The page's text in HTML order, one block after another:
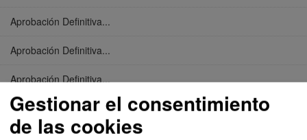
Aprobación Definitiva...
Aprobación Definitiva...
Aprobación Definitiva...
Aprobación Definitiva...
Aprobación Definitiva...
Gestionar el consentimiento
de las cookies